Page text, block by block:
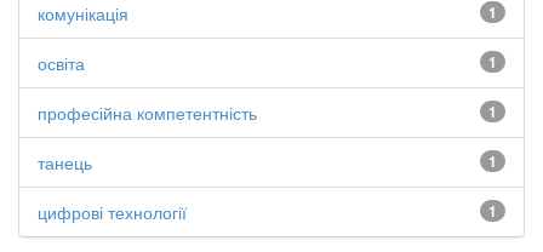
1
комунікація
1
освіта
1
професійна компетентність
1
танець
1
цифрові технології